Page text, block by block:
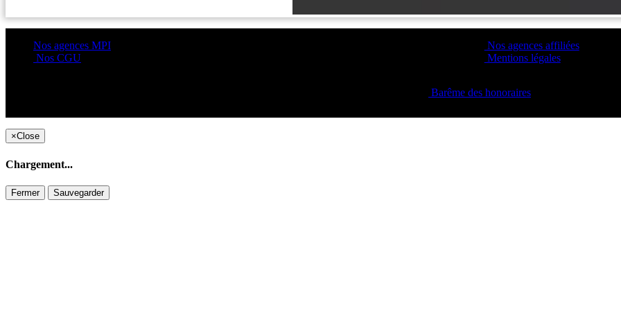
Nos agences MPI
Nos CGU
Nos agences affiliées
Mentions légales
Barême des honoraires
×Close
Chargement...
Fermer Sauvegarder